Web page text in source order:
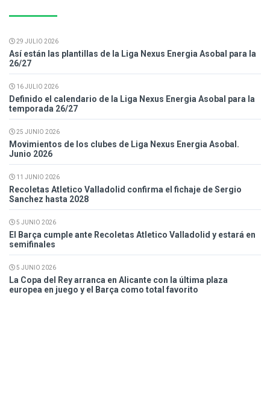
29 JULIO 2026
Así están las plantillas de la Liga Nexus Energia Asobal para la
26/27
16 JULIO 2026
Definido el calendario de la Liga Nexus Energia Asobal para la
temporada 26/27
25 JUNIO 2026
Movimientos de los clubes de Liga Nexus Energia Asobal.
Junio 2026
11 JUNIO 2026
Recoletas Atletico Valladolid confirma el fichaje de Sergio
Sanchez hasta 2028
5 JUNIO 2026
El Barça cumple ante Recoletas Atletico Valladolid y estará en
semifinales
5 JUNIO 2026
La Copa del Rey arranca en Alicante con la última plaza
europea en juego y el Barça como total favorito